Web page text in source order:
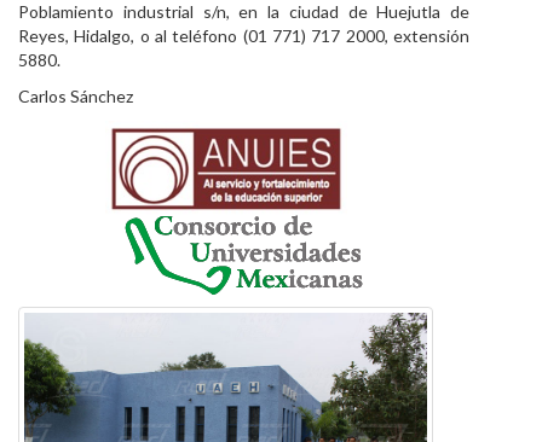
Poblamiento industrial s/n, en la ciudad de Huejutla de
Reyes, Hidalgo, o al teléfono (01 771) 717 2000, extensión
5880.
Carlos Sánchez